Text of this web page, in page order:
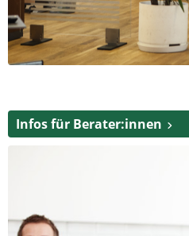
Infos für Berater:innen